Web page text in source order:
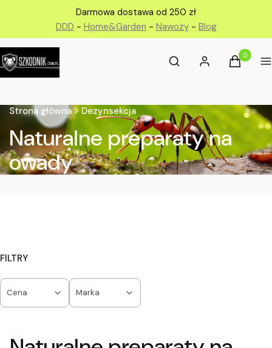
Darmowa dostawa od 250 zł
DDD - Home&Garden - Nawozy- Blog
Otwórz wyszukiwarkę
Szukaj Zaloguj sięProdukty
Koszyk
Strona główna Dezynsekcja
Naturalne preparaty na
owady
FILTRY
Cena Marka